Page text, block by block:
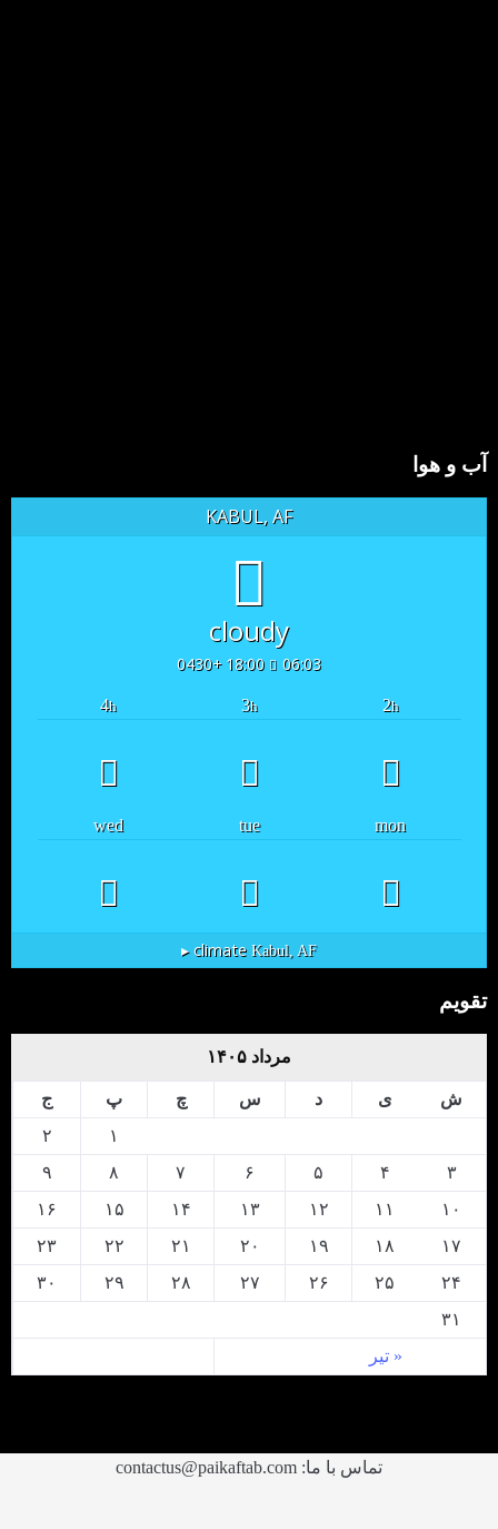
آب و هوا
KABUL, AF
cloudy
06:03
18:00 +0430
2h
3h
4h
mon
tue
wed
Kabul, AF
climate ▸
تقویم
مرداد ۱۴۰۵
ش ی د س چ پ ج
« تیر
۱
۲
۳
۴ ۵ ۶ ۷ ۸
۹
۱۰
۱۱ ۱۲ ۱۳ ۱۴ ۱۵
۱۶
۱۷
۱۸ ۱۹ ۲۰ ۲۱ ۲۲
۲۳
۲۴
۲۵ ۲۶ ۲۷ ۲۸ ۲۹
۳۰
۳۱
تماس با ما: contactus@paikaftab.com